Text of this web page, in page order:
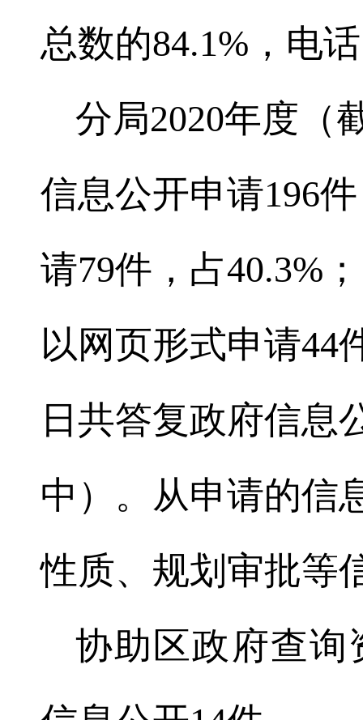
总数的84.1%，电
分局2020年度（
信息公开申请196
请79件，占40.3%
以网页形式申请44
日共答复政府信息
中）。从申请的信
性质、规划审批等
协助区政府查询